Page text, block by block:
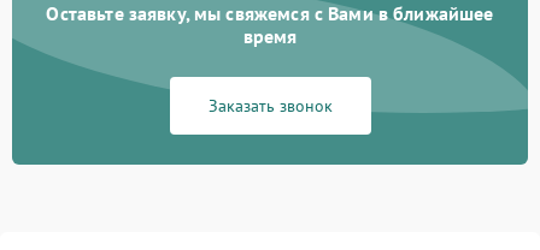
Оставьте заявку, мы свяжемся с Вами в ближайшее
время
Заказать звонок